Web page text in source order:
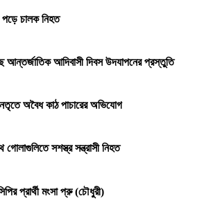
পড়ে চালক নিহত
আন্তর্জাতিক আদিবাসী দিবস উদযাপনের প্রস্তুতি
নেতৃতে অবৈধ কাঠ পাচারের অভিযোগ
গোলাগুলিতে সশস্ত্র সন্ত্রাসী নিহত
প্রার্থী মংসা প্রু (চৌধুরী)